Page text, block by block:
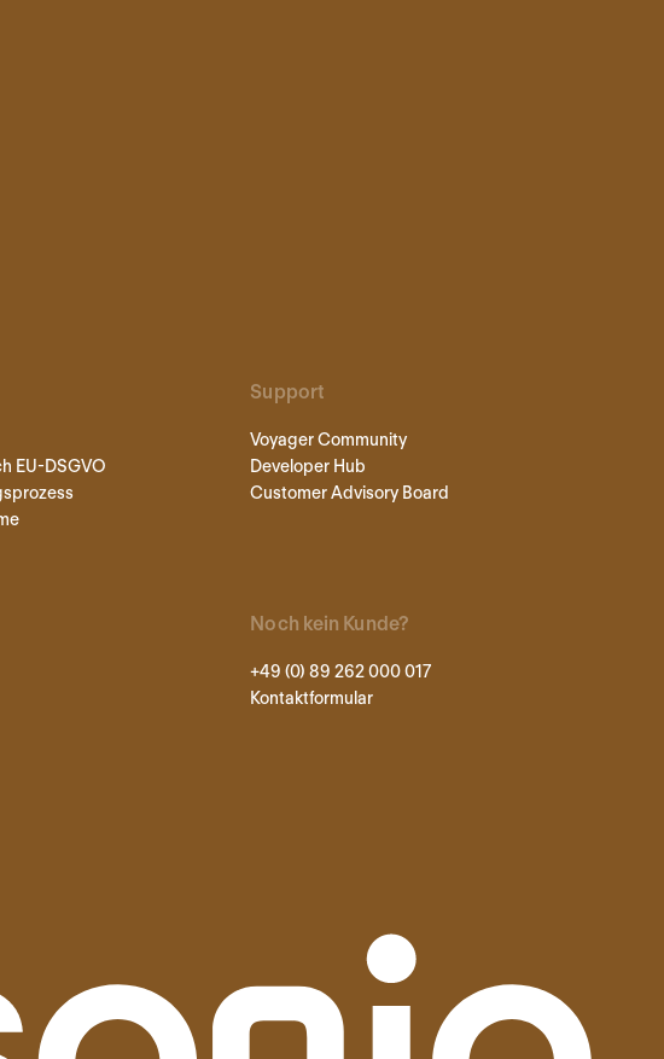
EU-DSGVO
Support
Voyager Community
Developer Hub
Customer Advisory Board
Noch kein Kunde?
+49 (0) 89 262 000 017
Kontaktformular